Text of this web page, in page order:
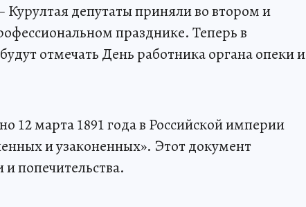
Курултая депутаты приняли во втором и
празднике. Теперь в
отмечать День работника органа опеки и
12 марта 1891 года в Российской империи
и узаконенных». Этот документ
попечительства.